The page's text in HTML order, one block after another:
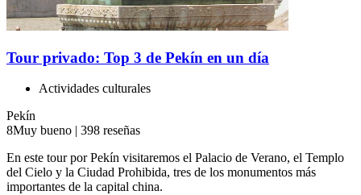
Tour privado: Top 3 de Pekín en un día
Actividades culturales
Pekín
8Muy bueno | 398 reseñas
En este tour por Pekín visitaremos el Palacio de Verano, el Templo
del Cielo y la Ciudad Prohibida, tres de los monumentos más
importantes de la capital china.